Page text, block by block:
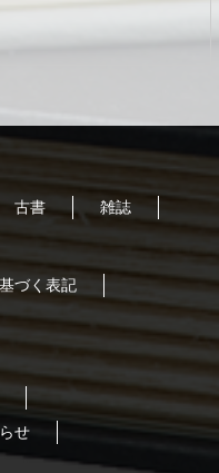
古書 雑誌
づく表記
せ